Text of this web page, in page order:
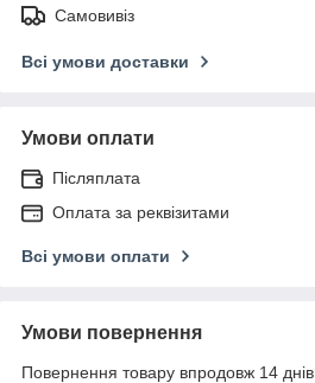
Самовивіз
Всі умови доставки
Умови оплати
Післяплата
Оплата за реквізитами
Всі умови оплати
Умови повернення
Повернення товару впродовж 14